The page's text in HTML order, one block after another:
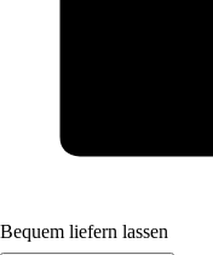
Bequem liefern lassen